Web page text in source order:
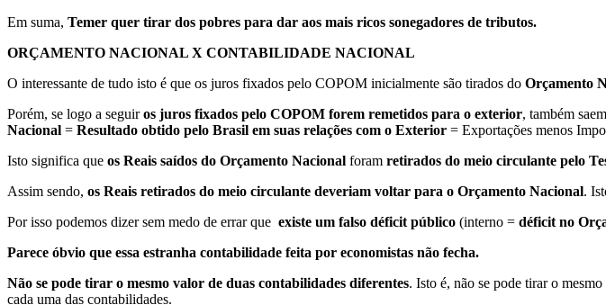
Em suma, Temer quer tirar dos pobres para dar aos mais ricos sonegadores de tributos.
ORÇAMENTO NACIONAL X CONTABILIDADE NACIONAL
O interessante de tudo isto é que os juros fixados pelo COPOM inicialmente são tirados do Orçamento
Porém, se logo a seguiros juros fixados pelo COPOM forem remetidos para o exterior, também
Nacional = Resultado obtido pelo Brasil em suas relações com o Exterior = Exportações menos
Isto significa que os Reais saídos do Orçamento Nacional foram retirados do meio circulante pelo
Assim sendo, os Reais retirados do meio circulante deveriam voltar para o Orçamento Nacional.
Por isso podemos dizer sem medo de errar que existe um falso déficit público (interno = déficit no
Parece óbvio que essa estranha contabilidade feita por economistas não fecha.
Não se pode tirar o mesmo valor de duas contabilidades diferentes. Isto é, não se pode tirar o
cada uma das contabilidades.